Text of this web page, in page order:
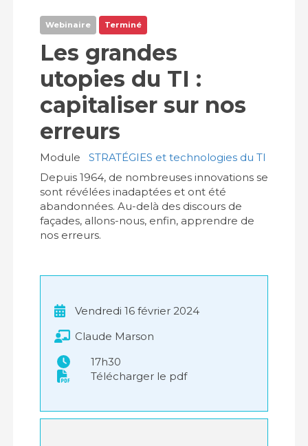
Webinaire Terminé
Les grandes
utopies du TI :
capitaliser sur nos
erreurs
Module
STRATÉGIES et technologies du TI
Depuis 1964, de nombreuses innovations se
sont révélées inadaptées et ont été
abandonnées. Au-delà des discours de
façades, allons-nous, enfin, apprendre de
nos erreurs.
Vendredi 16 février 2024
Claude Marson
17h30
Télécharger le pdf